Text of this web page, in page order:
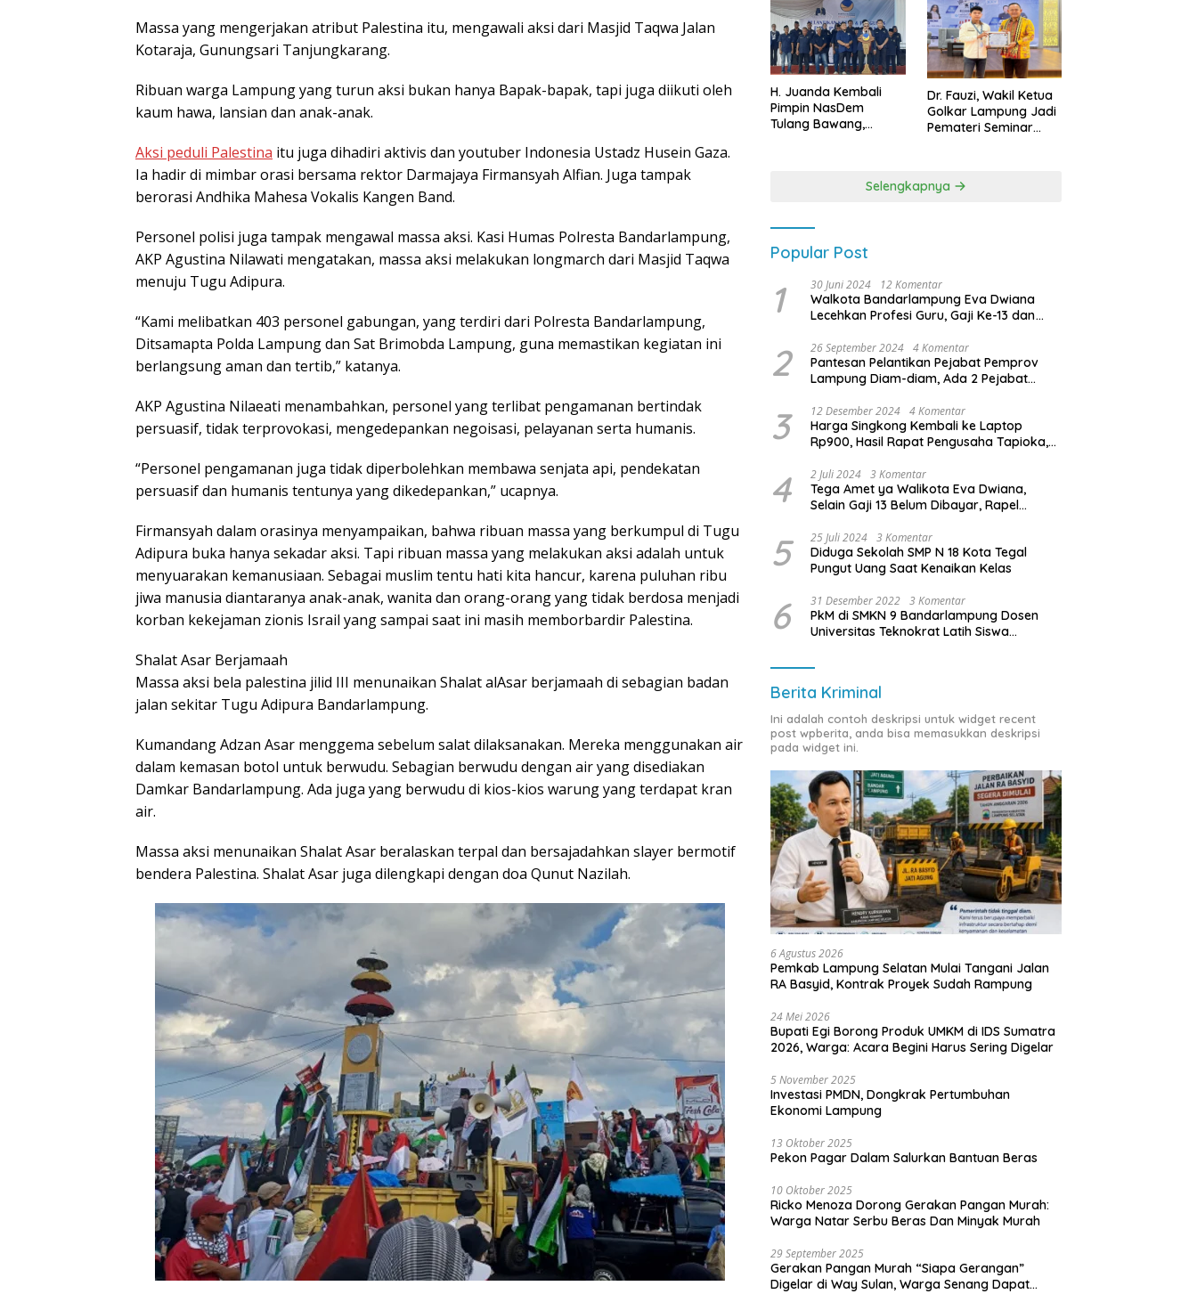
Massa yang mengerjakan atribut Palestina itu, mengawali aksi dari Masjid Taqwa Jalan
Kotaraja, Gunungsari Tanjungkarang.
Ribuan warga Lampung yang turun aksi bukan hanya Bapak-bapak, tapi juga diikuti oleh
kaum hawa, lansian dan anak-anak.
Aksi peduli Palestina itu juga dihadiri aktivis dan youtuber Indonesia Ustadz Husein Gaza.
Ia hadir di mimbar orasi bersama rektor Darmajaya Firmansyah Alfian. Juga tampak
berorasi Andhika Mahesa Vokalis Kangen Band.
Personel polisi juga tampak mengawal massa aksi. Kasi Humas Polresta Bandarlampung,
AKP Agustina Nilawati mengatakan, massa aksi melakukan longmarch dari Masjid Taqwa
menuju Tugu Adipura.
“Kami melibatkan 403 personel gabungan, yang terdiri dari Polresta Bandarlampung,
Ditsamapta Polda Lampung dan Sat Brimobda Lampung, guna memastikan kegiatan ini
berlangsung aman dan tertib,” katanya.
AKP Agustina Nilaeati menambahkan, personel yang terlibat pengamanan bertindak
persuasif, tidak terprovokasi, mengedepankan negoisasi, pelayanan serta humanis.
“Personel pengamanan juga tidak diperbolehkan membawa senjata api, pendekatan
persuasif dan humanis tentunya yang dikedepankan,” ucapnya.
Firmansyah dalam orasinya menyampaikan, bahwa ribuan massa yang berkumpul di Tugu
Adipura buka hanya sekadar aksi. Tapi ribuan massa yang melakukan aksi adalah untuk
menyuarakan kemanusiaan. Sebagai muslim tentu hati kita hancur, karena puluhan ribu
jiwa manusia diantaranya anak-anak, wanita dan orang-orang yang tidak berdosa menjadi
korban kekejaman zionis Israil yang sampai saat ini masih memborbardir Palestina.
Shalat Asar Berjamaah
Massa aksi bela palestina jilid III menunaikan Shalat alAsar berjamaah di sebagian badan
jalan sekitar Tugu Adipura Bandarlampung.
Kumandang Adzan Asar menggema sebelum salat dilaksanakan. Mereka menggunakan air
dalam kemasan botol untuk berwudu. Sebagian berwudu dengan air yang disediakan
Damkar Bandarlampung. Ada juga yang berwudu di kios-kios warung yang terdapat kran
air.
Massa aksi menunaikan Shalat Asar beralaskan terpal dan bersajadahkan slayer bermotif
bendera Palestina. Shalat Asar juga dilengkapi dengan doa Qunut Nazilah.
H. Juanda Kembali
Pimpin NasDem
Tulang Bawang,
Dr. Fauzi, Wakil Ketua
Golkar Lampung Jadi
Pemateri Seminar
Kebangsaan
Selengkapnya
Popular Post
1 30 Juni 2024 12 Komentar
Walkota Bandarlampung Eva Dwiana
Lecehkan Profesi Guru, Gaji Ke-13 dan
2 26 September 2024 4 Komentar
Pantesan Pelantikan Pejabat Pemprov
Lampung Diam-diam, Ada 2 Pejabat
3 12 Desember 2024 4 Komentar
Harga Singkong Kembali ke Laptop
Rp900, Hasil Rapat Pengusaha Tapioka,
Lampung
4 2 Juli 2024 3 Komentar
Tega Amet ya Walikota Eva Dwiana,
Selain Gaji 13 Belum Dibayar, Rapel
Dibayar
5 25 Juli 2024 3 Komentar
Diduga Sekolah SMP N 18 Kota Tegal
Pungut Uang Saat Kenaikan Kelas
6 31 Desember 2022 3 Komentar
PkM di SMKN 9 Bandarlampung Dosen
Universitas Teknokrat Latih Siswa
Berita Kriminal
Ini adalah contoh deskripsi untuk widget recent
post wpberita, anda bisa memasukkan deskripsi
pada widget ini.
6 Agustus 2026
Pemkab Lampung Selatan Mulai Tangani Jalan
RA Basyid, Kontrak Proyek Sudah Rampung
24 Mei 2026
Bupati Egi Borong Produk UMKM di IDS Sumatra
2026, Warga: Acara Begini Harus Sering Digelar
5 November 2025
Investasi PMDN, Dongkrak Pertumbuhan
Ekonomi Lampung
13 Oktober 2025
Pekon Pagar Dalam Salurkan Bantuan Beras
10 Oktober 2025
Ricko Menoza Dorong Gerakan Pangan Murah:
Warga Natar Serbu Beras Dan Minyak Murah
29 September 2025
Gerakan Pangan Murah “Siapa Gerangan”
Digelar di Way Sulan, Warga Senang Dapat